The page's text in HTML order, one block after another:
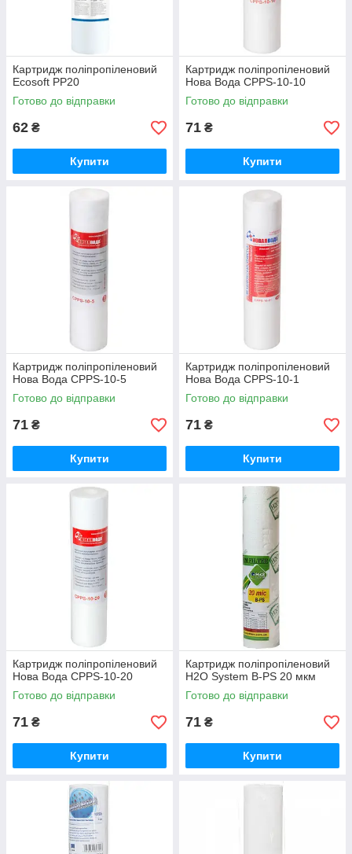
Картридж поліпропіленовий
Ecosoft PP20
Готово до відправки
62 ₴
Купити
Картридж поліпропіленовий
Нова Вода CPPS-10-10
Готово до відправки
71 ₴
Купити
Картридж поліпропіленовий
Нова Вода CPPS-10-5
Готово до відправки
71 ₴
Купити
Картридж поліпропіленовий
Нова Вода CPPS-10-1
Готово до відправки
71 ₴
Купити
Картридж поліпропіленовий
Нова Вода CPPS-10-20
Готово до відправки
71 ₴
Купити
Картридж поліпропіленовий
H2O System B-PS 20 мкм
Готово до відправки
71 ₴
Купити